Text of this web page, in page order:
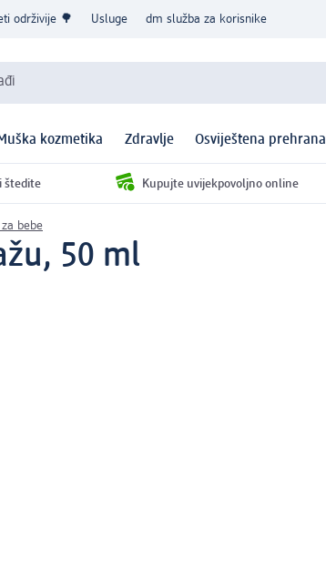
održivije 🌳 Usluge dm služba za korisnike
kozmetika Zdravlje Osviještena prehrana
štedite Kupujte uvijekpovoljno online
bebe
50 ml